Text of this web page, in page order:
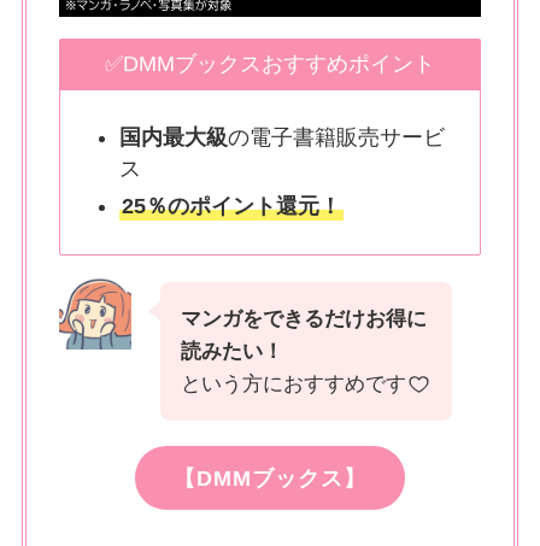
✅DMMブックスおすすめポイント
国内最大級の電子書籍販売サービ
ス
25％のポイント還元！
マンガをできるだけお得に
読みたい！
という方におすすめです
【DMMブックス】